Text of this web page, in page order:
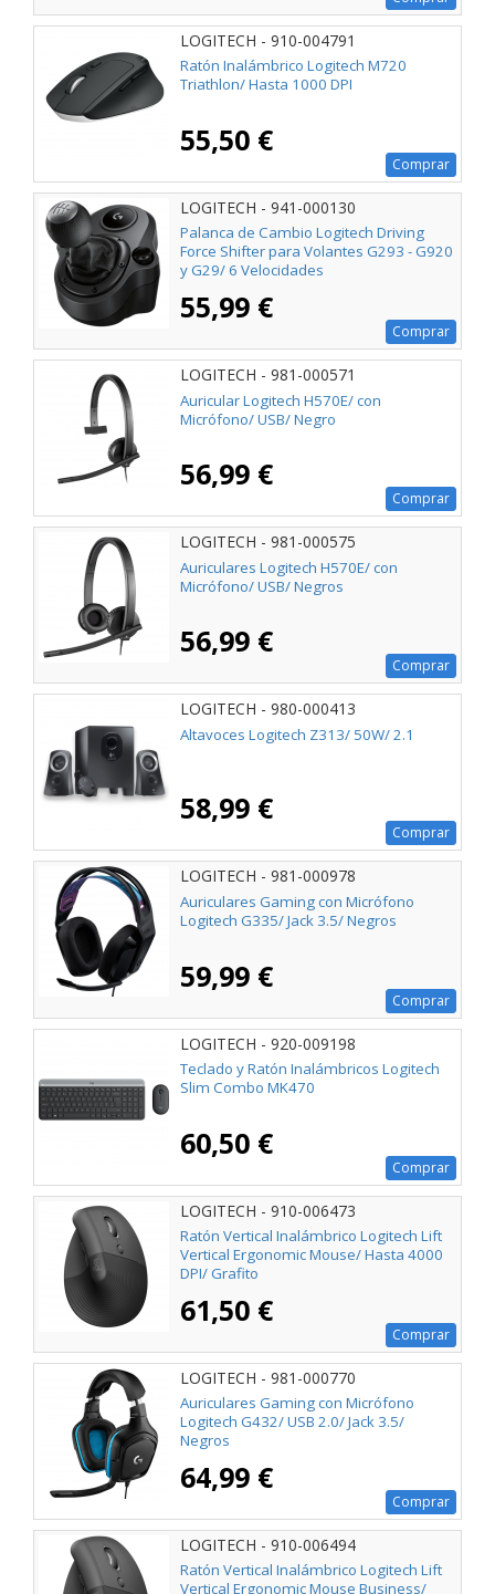
LOGITECH - 910-004791
Ratón Inalámbrico Logitech M720
Triathlon/ Hasta 1000 DPI
55,50 €
Comprar
LOGITECH - 941-000130
Palanca de Cambio Logitech Driving
Force Shifter para Volantes G293 - G920
y G29/ 6 Velocidades
55,99 €
Comprar
LOGITECH - 981-000571
Auricular Logitech H570E/ con
Micrófono/ USB/ Negro
56,99 €
Comprar
LOGITECH - 981-000575
Auriculares Logitech H570E/ con
Micrófono/ USB/ Negros
56,99 €
Comprar
LOGITECH - 980-000413
Altavoces Logitech Z313/ 50W/ 2.1
58,99 €
Comprar
LOGITECH - 981-000978
Auriculares Gaming con Micrófono
Logitech G335/ Jack 3.5/ Negros
59,99 €
Comprar
LOGITECH - 920-009198
Teclado y Ratón Inalámbricos Logitech
Slim Combo MK470
60,50 €
Comprar
LOGITECH - 910-006473
Ratón Vertical Inalámbrico Logitech Lift
Vertical Ergonomic Mouse/ Hasta 4000
DPI/ Grafito
61,50 €
Comprar
LOGITECH - 981-000770
Auriculares Gaming con Micrófono
Logitech G432/ USB 2.0/ Jack 3.5/
Negros
64,99 €
Comprar
LOGITECH - 910-006494
Ratón Vertical Inalámbrico Logitech Lift
Vertical Ergonomic Mouse Business/